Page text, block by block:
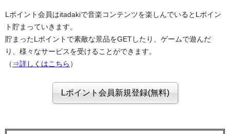
Lポイント会員はitadakiで音楽コンテンツを楽しんでいるとLポイン
ト貯まっていきます。
貯まったLポイントで素敵な景品をGETしたり、ゲームで遊んだ
り、様々なサービスを受けることができます。
（ ⇒詳しくはこちら ）